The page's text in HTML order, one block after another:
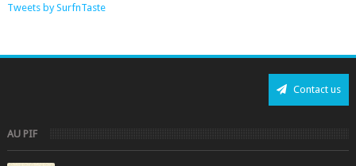
Tweets by SurfnTaste
Contact us
AU PIF